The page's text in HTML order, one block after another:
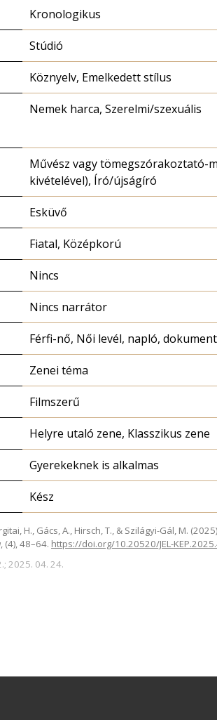
Kronologikus
Stúdió
Köznyelv, Emelkedett stílus
Nemek harca, Szerelmi/szexuális
Művész vagy tömegszórakoztató-
kivételével), Író/újságíró
Esküvő
Fiatal, Középkorú
Nincs
Nincs narrátor
Férfi-nő, Női levél, napló,
Zenei téma
Filmszerű
Helyre utaló zene, Klasszikus zene
Gyerekeknek is alkalmas
Kész
H., Gács, A., Hirsch, T., & Szilágyi-Gál, M.
, (4), 48–64. https://doi.org/10.20520/JEL-
2025. 04. 24.